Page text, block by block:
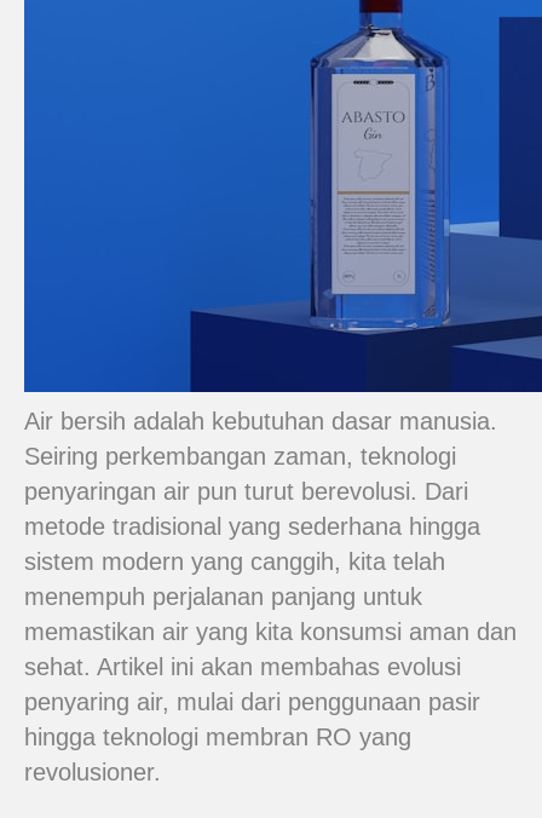
Air bersih adalah kebutuhan dasar manusia.
Seiring perkembangan zaman, teknologi
penyaringan air pun turut berevolusi. Dari
metode tradisional yang sederhana hingga
sistem modern yang canggih, kita telah
menempuh perjalanan panjang untuk
memastikan air yang kita konsumsi aman dan
sehat. Artikel ini akan membahas evolusi
penyaring air, mulai dari penggunaan pasir
hingga teknologi membran RO yang
revolusioner.